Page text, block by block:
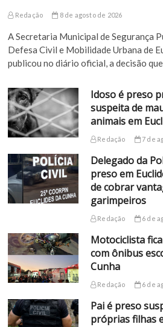
Redação 8 de agosto de 2026
A Secretaria Municipal de Segurança
Defesa Civil e Mobilidade Urbana de
publicou no diário oficial, a decisão
Idoso é preso
suspeita de
animais em
Redação 7 de
Delegado da
preso em
de cobrar
garimpeiros
Redação 6 de
Motociclista
com ônibus
Cunha
Redação 6 de
Pai é preso
próprias filhas